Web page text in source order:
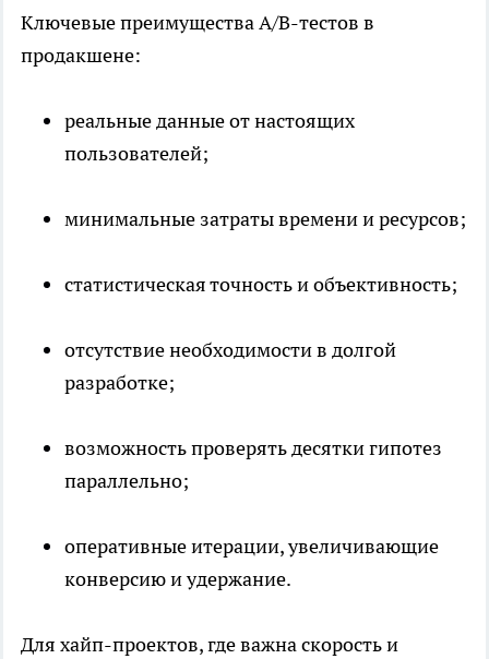
Ключевые преимущества A/B-тестов в
продакшене:
реальные данные от настоящих
пользователей;
минимальные затраты времени и ресурсов;
статистическая точность и объективность;
отсутствие необходимости в долгой
разработке;
возможность проверять десятки гипотез
параллельно;
оперативные итерации, увеличивающие
конверсию и удержание.
Для хайп-проектов, где важна скорость и